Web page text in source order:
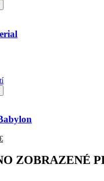
Current
is:
89.00€.ZOBRAZENÉ